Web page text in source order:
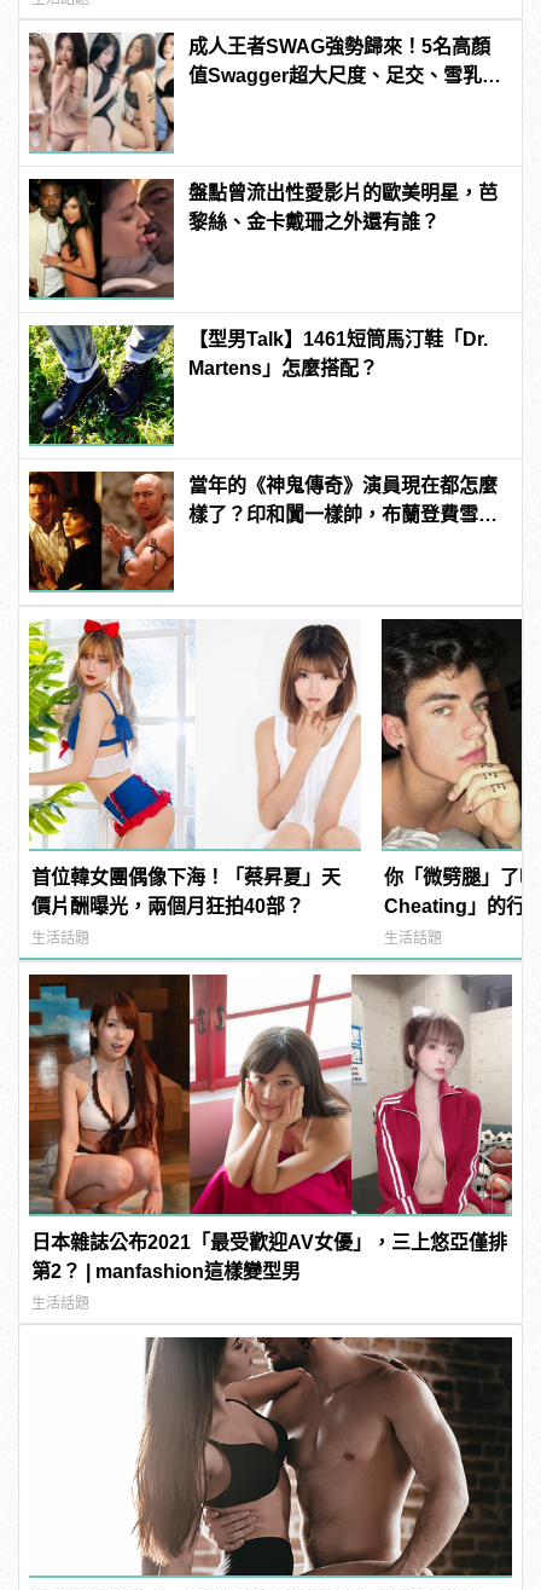
成人王者SWAG強勢歸來！5名高顏
值Swagger超大尺度、足交、雪乳、
盤點曾流出性愛影片的歐美明星，芭
黎絲、金卡戴珊之外還有誰？
【型男Talk】1461短筒馬汀鞋「Dr.
Martens」怎麼搭配？
當年的《神鬼傳奇》演員現在都怎麼
樣了？印和闐一樣帥，布蘭登費雪大
首位韓女團偶像下海！「蔡昇夏」天
價片酬曝光，兩個月狂拍40部？
生活話題
你「微劈腿」了
Cheating」的行
找藉口
生活話題
日本雜誌公布2021「最受歡迎AV女優」，三上悠亞僅排
第2？ | manfashion這樣變型男
生活話題